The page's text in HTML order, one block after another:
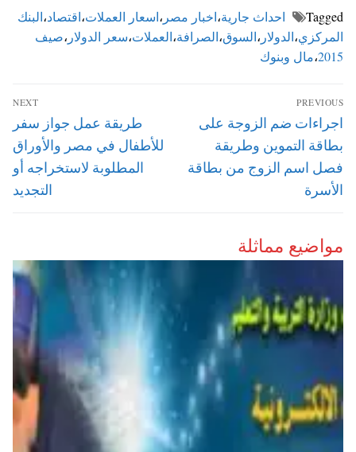
Tagged احداث جارية،اخبار مصر ،اسعار العملات،اقتصاد،البنك
المركزي،الدولار ،السوق،الصرافة،العملات،سعر الدولار ،صيف
2015،مال وبنوك
تصفّح
المقالات
PREVIOUS
Previous
post:
اجراءات ضم الزوجة على
بطاقة التموين وطريقة
فصل اسم الزوج من بطاقة
الأسرة
NEXT
Next
post:
طريقة عمل جواز سفر
للأطفال في مصر والأوراق
المطلوبة لاستخراجه أو
التجديد
مواضيع مماثلة